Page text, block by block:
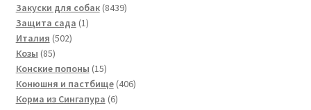
товаров
Закуски для собак 84398439
Защита сада 11
Италия 502502
Козы 8585
товаров
Конские попоны 1515
товаров
Конюшня и пастбище 406406
Корма из Сингапура 66